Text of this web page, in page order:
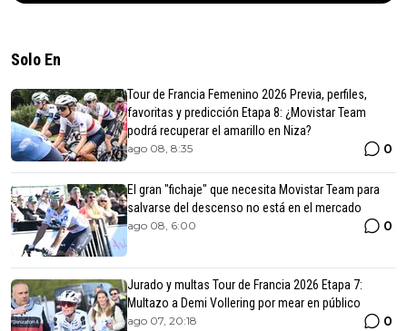
Solo En
Tour de Francia Femenino 2026 Previa, perfiles,
favoritas y predicción Etapa 8: ¿Movistar Team
podrá recuperar el amarillo en Niza?
ago 08, 8:35 0
El gran "fichaje" que necesita Movistar Team para
salvarse del descenso no está en el mercado
ago 08, 6:00 0
Jurado y multas Tour de Francia 2026 Etapa 7:
Multazo a Demi Vollering por mear en público
ago 07, 20:18 0